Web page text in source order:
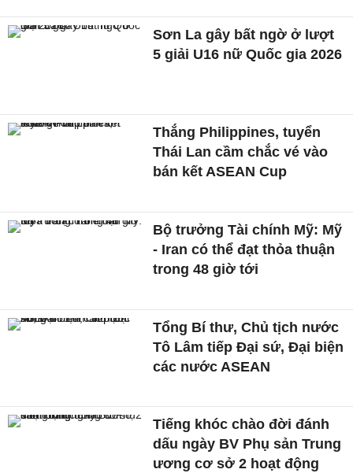
Sơn La gây bất ngờ ở lượt
5 giải U16 nữ Quốc gia 2026
Thắng Philippines, tuyển
Thái Lan cầm chắc vé vào
bán kết ASEAN Cup
Bộ trưởng Tài chính Mỹ: Mỹ
- Iran có thể đạt thỏa thuận
trong 48 giờ tới
Tổng Bí thư, Chủ tịch nước
Tô Lâm tiếp Đại sứ, Đại biện
các nước ASEAN
Tiếng khóc chào đời đánh
dấu ngày BV Phụ sản Trung
ương cơ sở 2 hoạt động